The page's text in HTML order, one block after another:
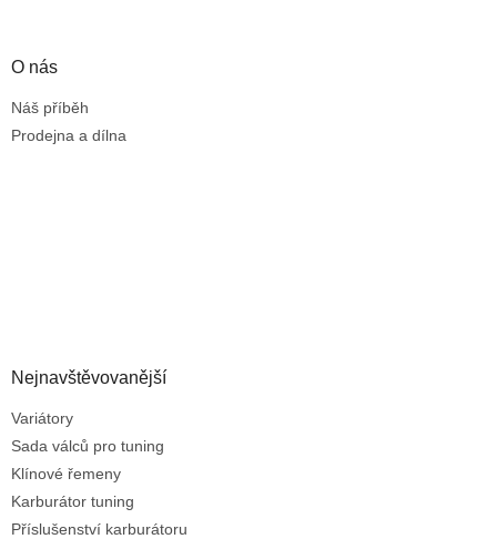
O nás
Náš příběh
Prodejna a dílna
Nejnavštěvovanější
Variátory
Sada válců pro tuning
Klínové řemeny
Karburátor tuning
Příslušenství karburátoru